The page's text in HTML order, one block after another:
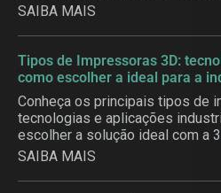
SAIBA MAIS
Tipos de Impressoras 3D:
como escolher a ideal para a
Conheça os principais tipos de
tecnologias e aplicações
escolher a solução ideal com a
SAIBA MAIS